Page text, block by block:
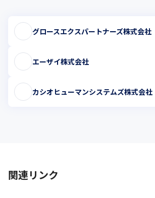
グロースエクスパートナーズ株式会社
エーザイ株式会社
カシオヒューマンシステムズ株式会社
関連リンク